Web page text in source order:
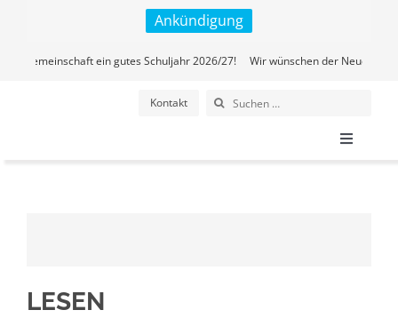
Ankündigung
ein gutes Schuljahr 2026/27! Wir wünschen der
Kontakt
Suche
Toggle
LESEN